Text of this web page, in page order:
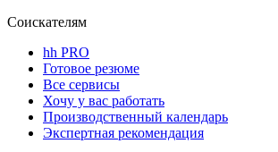
Соискателям
hh PRO
Готовое резюме
Все сервисы
Хочу у вас работать
Производственный календарь
Экспертная рекомендация